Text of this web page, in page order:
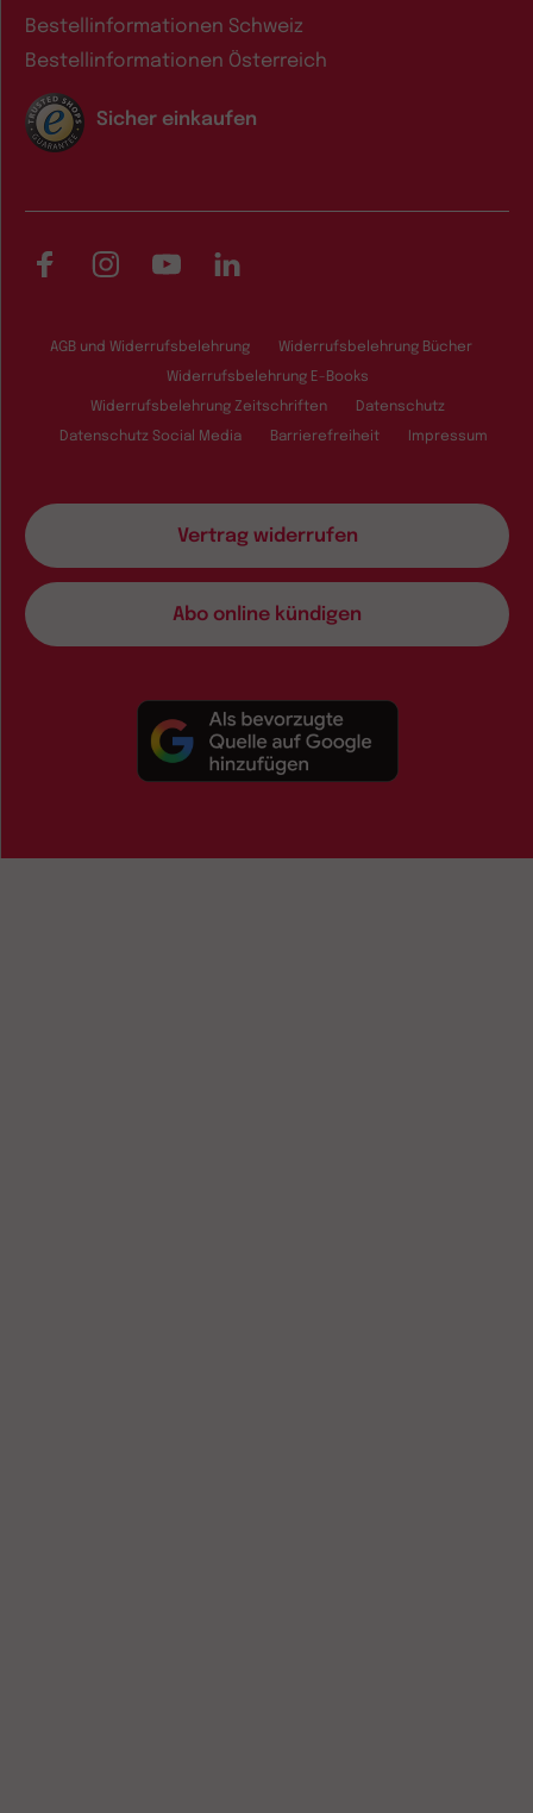
Bestellinformationen Schweiz
Bestellinformationen Österreich
Sicher einkaufen
FacebookInstagramYouTubeLinkedIn
AGB und Widerrufsbelehrung Widerrufsbelehrung Bücher
Widerrufsbelehrung E-Books
Widerrufsbelehrung Zeitschriften Datenschutz
Datenschutz Social Media Barrierefreiheit Impressum
Vertrag widerrufen
Abo online kündigen